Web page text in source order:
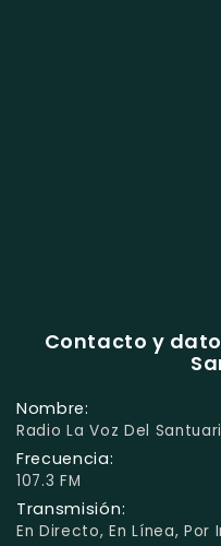
Contacto y
Nombre:
Radio La Voz Del
Frecuencia:
107.3 FM
Transmisión:
En Directo, En Línea, Por